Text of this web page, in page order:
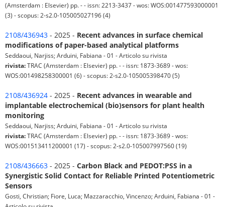
(Amsterdam : Elsevier) pp. - - issn: 2213-3437 - wos: WOS:001477593000001
(3) - scopus: 2-s2.0-105005027196 (4)
2108/436943 - 2025 - Recent advances in surface chemical
modifications of paper-based analytical platforms
Seddaoui, Narjiss; Arduini, Fabiana - 01 - Articolo su rivista
rivista:TRAC (Amsterdam : Elsevier) pp. - - issn: 1873-3689 - wos:
WOS:001498258300001 (6) - scopus: 2-s2.0-105005398470 (5)
2108/436924 - 2025 - Recent advances in wearable and
implantable electrochemical (bio)sensors for plant health
monitoring
Seddaoui, Narjiss; Arduini, Fabiana - 01 - Articolo su rivista
rivista:TRAC (Amsterdam : Elsevier) pp. - - issn: 1873-3689 - wos:
WOS:001513411200001 (17) - scopus: 2-s2.0-105007997560 (19)
2108/436663 - 2025 - Carbon Black and PEDOT:PSS in a
Synergistic Solid Contact for Reliable Printed Potentiometric
Sensors
Gosti, Christian; Fiore, Luca; Mazzaracchio, Vincenzo; Arduini, Fabiana - 01 -